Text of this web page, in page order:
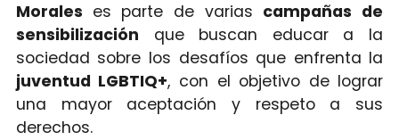
Morales es parte de varias campañas de
sensibilización que buscan educar a la
sociedad sobre los desafíos que enfrenta la
juventud LGBTIQ+, con el objetivo de lograr
una mayor aceptación y respeto a sus
derechos.